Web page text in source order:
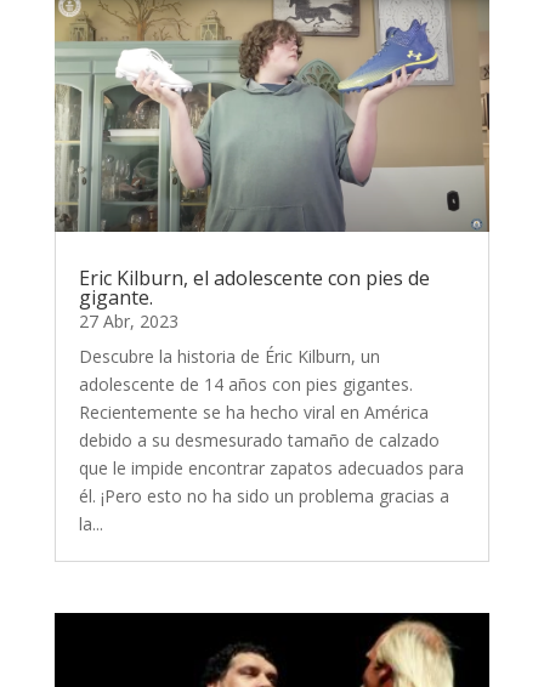
Eric Kilburn, el adolescente con pies de
gigante.
27 Abr, 2023
Descubre la historia de Éric Kilburn, un
adolescente de 14 años con pies gigantes.
Recientemente se ha hecho viral en América
debido a su desmesurado tamaño de calzado
que le impide encontrar zapatos adecuados para
él. ¡Pero esto no ha sido un problema gracias a
la...